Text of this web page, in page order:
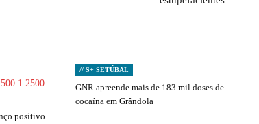
positivo
// S+ SETÚBAL
GNR apreende mais de 183 mil doses de
cocaína em Grândola